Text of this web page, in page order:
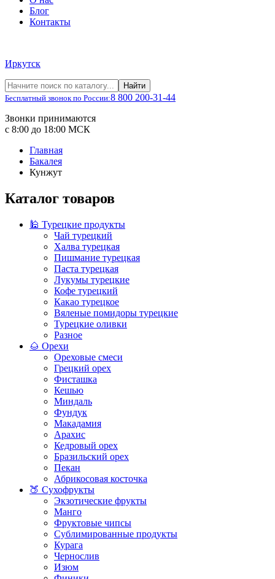
Блог
Контакты
Иркутск
Найти
Бесплатный звонок по России:8 800 200-31-44
Звонки принимаются
с 8:00 до 18:00 МСК
Главная
Бакалея
Кунжут
Каталог товаров
🕌 Турецкие продукты
Чай турецкий
Халва турецкая
Пишмание турецкая
Паста турецкая
Лукумы турецкие
Кофе турецкий
Какао турецкое
Вяленые помидоры турецкие
Турецкие оливки
Разное
🌰 Орехи
Ореховые смеси
Грецкий орех
Фисташка
Кешью
Миндаль
Фундук
Макадамия
Арахис
Кедровый орех
Бразильский орех
Пекан
Абрикосовая косточка
🍑 Сухофрукты
Экзотические фрукты
Манго
Фруктовые чипсы
Сублимированные продукты
Курага
Чернослив
Изюм